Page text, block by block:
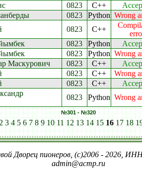
0823 C++
0823 Python Wrong
0823 C++
0823 Python
0823 Python Wrong
Маскурович 0823 C++
0823 C++
Wrong
0823 C++
0823 Python Wrong
№301 - №320
3 4 5 6 7 8 9 10 11 12 13 14 15 16 17 18
Дворец пионеров, (c)2006 - 2026,
admin@acmp.ru